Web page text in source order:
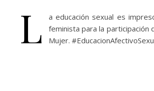
L
a educación sexual es
feminista para la participación
Mujer.